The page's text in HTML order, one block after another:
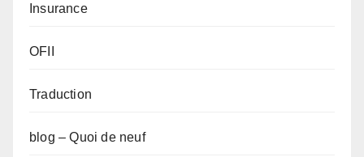
Insurance
OFII
Traduction
blog – Quoi de neuf